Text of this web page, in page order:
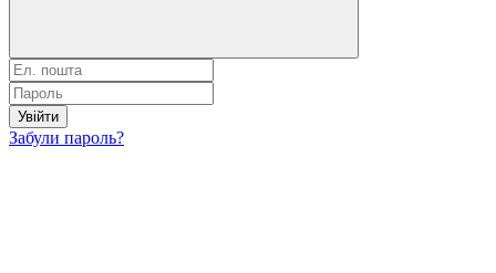
Увійти
Забули пароль?